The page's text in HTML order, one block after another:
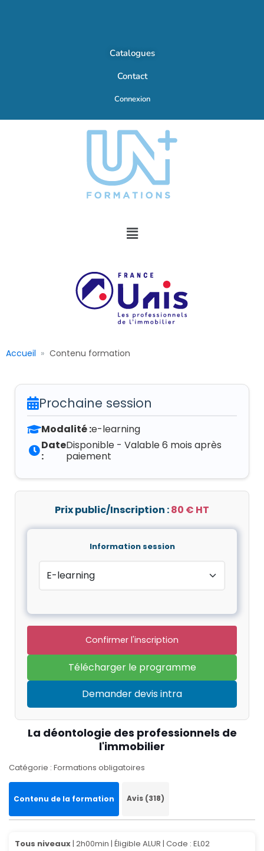
Catalogues
Contact
Connexion
Accueil Contenu formation
La déontologie des professionnels de
l'immobilier
Catégorie : Formations obligatoires
Contenu de la formation Avis (318)
Tous niveaux| 2h00min | Éligible ALUR | Code : EL02
Prochaine session
Modalité :e-learning
Date
:
Disponible - Valable 6 mois après
paiement
Prix public/Inscription :80 € HT
Information session
Confirmer l'inscription
Télécharger le programme
Demander devis intra